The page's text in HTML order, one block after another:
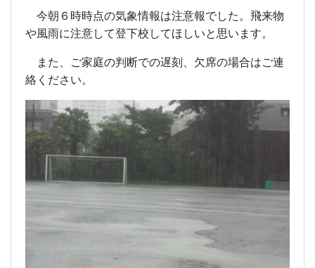
今朝６時時点の気象情報は注意報でした。飛来物
や風雨に注意して登下校してほしいと思います。
また、ご家庭の判断での遅刻、欠席の場合はご連
絡ください。